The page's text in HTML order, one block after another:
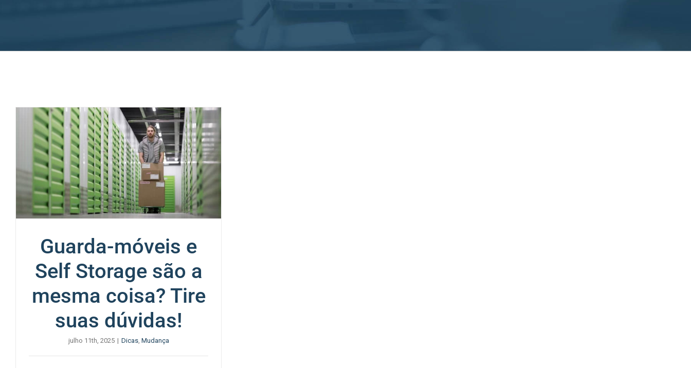
Guarda-móveis e
Self Storage são a
mesma coisa? Tire
suas dúvidas!
julho 11th, 2025 | Dicas, Mudança